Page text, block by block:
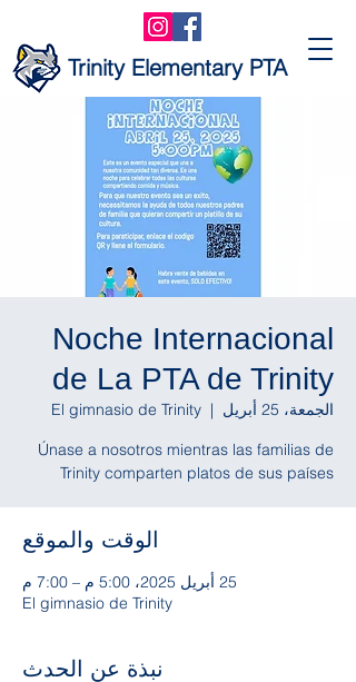
Trinity Elementary PTA
Noche Internacional
de La PTA de Trinity
الجمعة، 25 أبريل
  |
El gimnasio de Trinity
Únase a nosotros mientras las familias de
Trinity comparten platos de sus países
الوقت والموقع
25 أبريل 2025، 5:00 م – 7:00 م
El gimnasio de Trinity
نبذة عن الحدث